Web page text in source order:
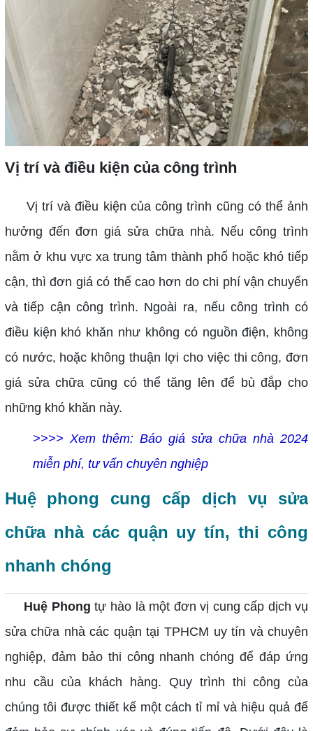
Vị trí và điều kiện của công trình
Vị trí và điều kiện của công trình cũng có thể ảnh
hưởng đến đơn giá sửa chữa nhà. Nếu công trình
nằm ở khu vực xa trung tâm thành phố hoặc khó tiếp
cận, thì đơn giá có thể cao hơn do chi phí vận chuyển
và tiếp cận công trình. Ngoài ra, nếu công trình có
điều kiện khó khăn như không có nguồn điện, không
có nước, hoặc không thuận lợi cho việc thi công, đơn
giá sửa chữa cũng có thể tăng lên để bù đắp cho
những khó khăn này.
>>>> Xem thêm: Báo giá sửa chữa nhà 2024
miễn phí, tư vấn chuyên nghiệp
Huệ phong cung cấp dịch vụ sửa
chữa nhà các quận uy tín, thi công
nhanh chóng
Huệ Phong tự hào là một đơn vị cung cấp dịch vụ
sửa chữa nhà các quận tại TPHCM uy tín và chuyên
nghiệp, đảm bảo thi công nhanh chóng để đáp ứng
nhu cầu của khách hàng. Quy trình thi công của
chúng tôi được thiết kế một cách tỉ mỉ và hiệu quả để